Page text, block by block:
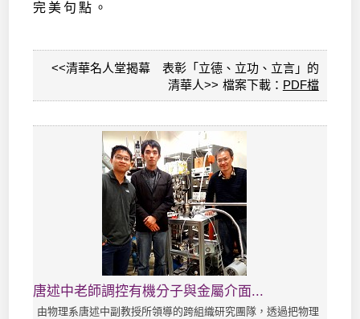
完美句點。
<<清華名人堂揭幕 表彰「立德、立功、立言」的
清華人>> 檔案下載： PDF檔
唐述中老師調控有機分子與金屬介面...
由物理系唐述中副教授所領導的跨組織研究團隊，透過把物理